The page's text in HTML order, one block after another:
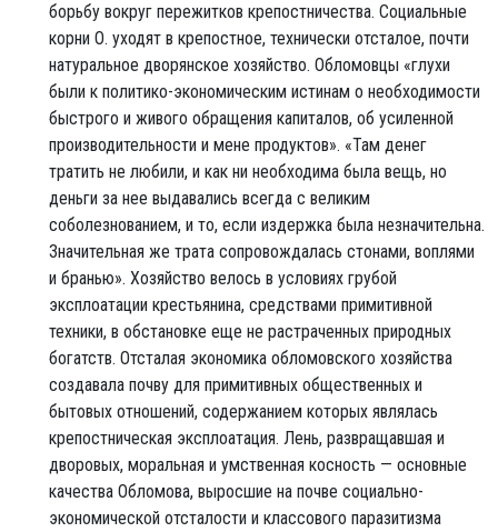
борьбу вокруг пережитков крепостничества. Социальные
корни О. уходят в крепостное, технически отсталое, почти
натуральное дворянское хозяйство. Обломовцы «глухи
были к политико-экономическим истинам о необходимости
быстрого и живого обращения капиталов, об усиленной
производительности и мене продуктов». «Там денег
тратить не любили, и как ни необходима была вещь, но
деньги за нее выдавались всегда с великим
соболезнованием, и то, если издержка была незначительна.
Значительная же трата сопровождалась стонами, воплями
и бранью». Хозяйство велось в условиях грубой
эксплоатации крестьянина, средствами примитивной
техники, в обстановке еще не растраченных природных
богатств. Отсталая экономика обломовского хозяйства
создавала почву для примитивных общественных и
бытовых отношений, содержанием которых являлась
крепостническая эксплоатация. Лень, развращавшая и
дворовых, моральная и умственная косность — основные
качества Обломова, выросшие на почве социально-
экономической отсталости и классового паразитизма